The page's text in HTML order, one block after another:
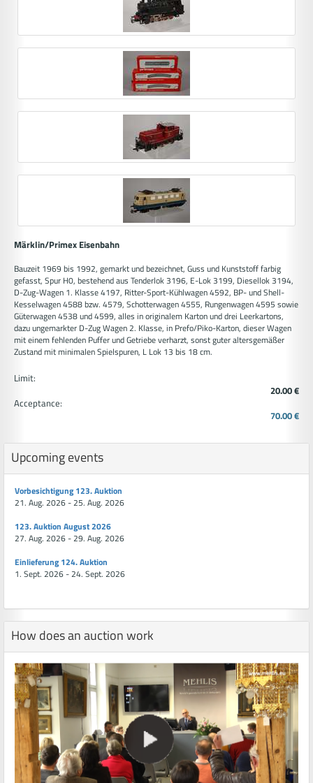
Märklin/Primex Eisenbahn
Bauzeit 1969 bis 1992, gemarkt und bezeichnet, Guss und Kunststoff farbig
gefasst, Spur H0, bestehend aus Tenderlok 3196, E-Lok 3199, Diesellok 3194,
D-Zug-Wagen 1. Klasse 4197, Ritter-Sport-Kühlwagen 4592, BP- und Shell-
Kesselwagen 4588 bzw. 4579, Schotterwagen 4555, Rungenwagen 4595 sowie
Güterwagen 4538 und 4599, alles in originalem Karton und drei Leerkartons,
dazu ungemarkter D-Zug Wagen 2. Klasse, in Prefo/Piko-Karton, dieser Wagen
mit einem fehlenden Puffer und Getriebe verharzt, sonst guter altersgemäßer
Zustand mit minimalen Spielspuren, L Lok 13 bis 18 cm.
Limit:
20.00 €
Acceptance:
70.00 €
Upcoming events
Vorbesichtigung 123. Auktion
21. Aug. 2026 - 25. Aug. 2026
123. Auktion August 2026
27. Aug. 2026 - 29. Aug. 2026
Einlieferung 124. Auktion
1. Sept. 2026 - 24. Sept. 2026
How does an auction work